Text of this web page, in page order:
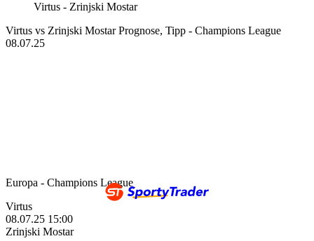
Virtus - Zrinjski Mostar
Virtus vs Zrinjski Mostar Prognose, Tipp - Champions League
08.07.25
Europa - Champions League
Virtus
08.07.25 15:00
Zrinjski Mostar